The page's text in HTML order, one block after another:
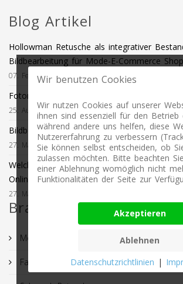
Blog Artikel
Hollowman Retusche als integrativer
Bildbearbeitung für Mode-E-Commerce
07. Februar 2021
Fotomontagen und High-End Retuschen für
25. August 2020
Bildbearbeitung für Schmuck /
27. Mai 2019
Welche Art von Fotografie benötige ich für
Onlineauftritt?
27. Mai 2019
Branchenlösungen
Möbel Retusche
Fashion Retusche
Wir benutzen Cookies
Wir nutzen Cookies auf unserer
ihnen sind essenziell für den Betrieb
während andere uns helfen, diese
Nutzererfahrung zu verbessern
Sie können selbst entscheiden, ob
zulassen möchten. Bitte beachten
einer Ablehnung womöglich nicht
Funktionalitäten der Seite zur
Akzeptieren
Ablehnen
Datenschutzrichtlinien |